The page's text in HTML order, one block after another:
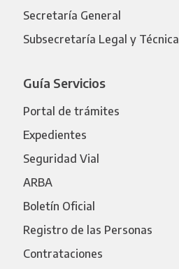
Secretaría General
Subsecretaría Legal y Técnica
Guía Servicios
Portal de trámites
Expedientes
Seguridad Vial
ARBA
Boletín Oficial
Registro de las Personas
Contrataciones